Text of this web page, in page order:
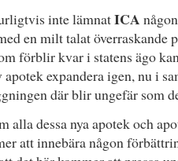
inte lämnatICA
en milt talat överraskande
förblir kvar i statens ägo
expandera igen, nu i
där blir ungefär som
alla dessa nya apotek och
att innebära någon